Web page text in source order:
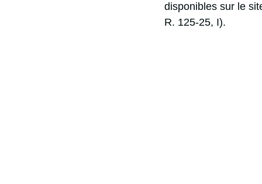
disponibles sur le
R. 125-25, I).